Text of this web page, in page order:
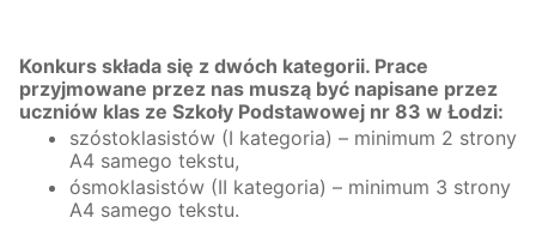
Konkurs składa się z dwóch kategorii. Prace
przyjmowane przez nas muszą być napisane przez
uczniów klas ze Szkoły Podstawowej nr 83 w Łodzi:
szóstoklasistów (I kategoria) – minimum 2 strony
A4 samego tekstu,
ósmoklasistów (II kategoria) – minimum 3 strony
A4 samego tekstu.